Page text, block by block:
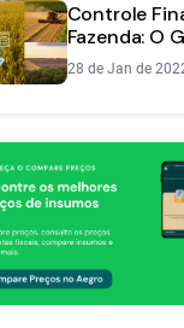
Controle
Fazenda: O
para
Rentabilidade
28 de Jan de